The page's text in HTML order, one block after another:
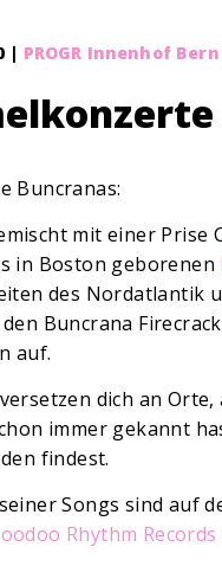
| PROGR Innenhof Bern
Buncranas:
mit einer Prise
in Boston geborenen
des Nordatlantik
Buncrana
auf.
dich an
immer gekannt
findest.
Songs sind auf
Rhythm